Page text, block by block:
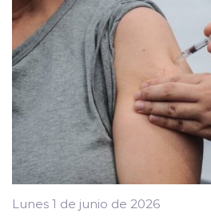
Lunes 1 de junio de 2026